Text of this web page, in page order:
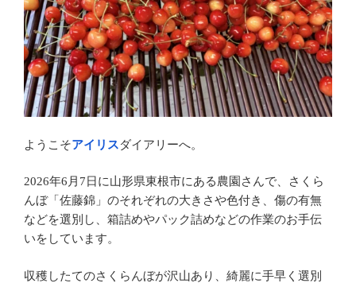
ようこそアイリスダイアリーへ。
2026年6月7日に山形県東根市にある農園さんで、さくら
んぼ「佐藤錦」のそれぞれの大きさや色付き、傷の有無
などを選別し、箱詰めやパック詰めなどの作業のお手伝
いをしています。
収穫したてのさくらんぼが沢山あり、綺麗に手早く選別